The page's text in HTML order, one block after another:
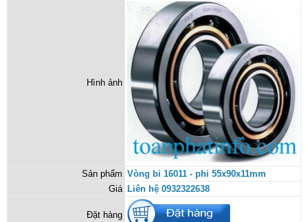
Hình ảnh
Sản phẩm Vòng bi 16011 - phi 55x90x11mm
Giá Liên hệ 0932322638
Đặt hàng